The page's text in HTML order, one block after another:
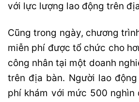
với lực lượng lao động trên
Cũng trong ngày, chương
miễn phí được tổ chức cho
công nhân tại một doanh
trên địa bàn. Người lao
phí khám với mức 500 nghìn